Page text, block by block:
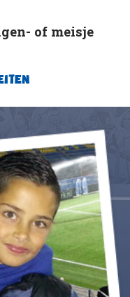
of meisje